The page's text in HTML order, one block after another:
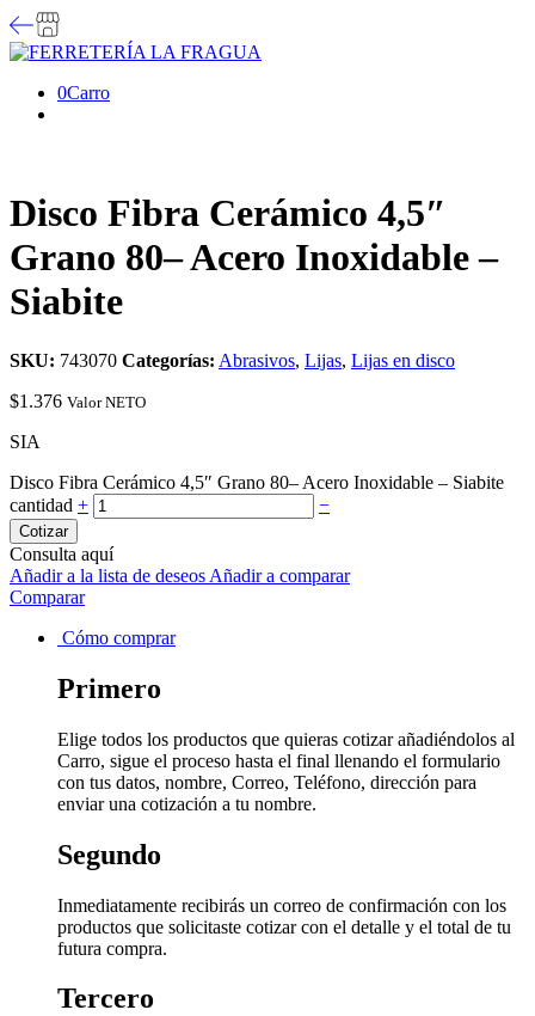
0Carro
Disco Fibra Cerámico 4,5″
Grano 80– Acero Inoxidable –
Siabite
SKU: 743070 Categorías: Abrasivos, Lijas, Lijas en disco
$1.376 Valor NETO
SIA
Disco Fibra Cerámico 4,5″ Grano 80– Acero Inoxidable – Siabite
cantidad + −
Cotizar
Consulta aquí
Añadir a la lista de deseos Añadir a comparar
Comparar
Cómo comprar
Primero
Elige todos los productos que quieras cotizar añadiéndolos al
Carro, sigue el proceso hasta el final llenando el formulario
con tus datos, nombre, Correo, Teléfono, dirección para
enviar una cotización a tu nombre.
Segundo
Inmediatamente recibirás un correo de confirmación con los
productos que solicitaste cotizar con el detalle y el total de tu
futura compra.
Tercero